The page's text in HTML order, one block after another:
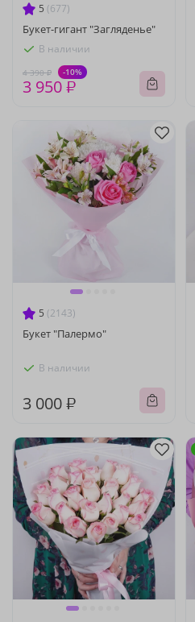
5 (677)
Букет-гигант "Загляденье"
В наличии
4 390 ₽ -10%
3 950 ₽
5 (2143)
Букет "Палермо"
В наличии
3 000 ₽